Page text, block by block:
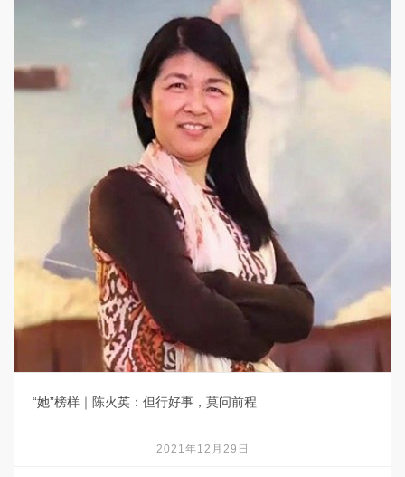
“她”榜样｜陈火英：但行好事，莫问前程
2021年12月29日